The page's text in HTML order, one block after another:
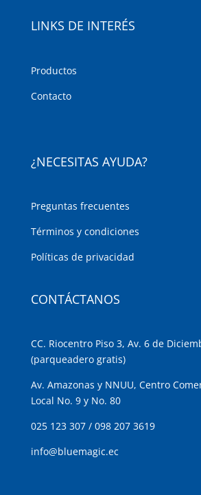
LINKS DE INTERÉS
Productos
Contacto
¿NECESITAS AYUDA?
Preguntas frecuentes
Términos y condiciones
Políticas de privacidad
CONTÁCTANOS
CC. Riocentro Piso 3, Av. 6 de
(parqueadero gratis)
Av. Amazonas y NNUU, Centro
Local No. 9 y No. 80
025 123 307 / 098 207 3619
info@bluemagic.ec